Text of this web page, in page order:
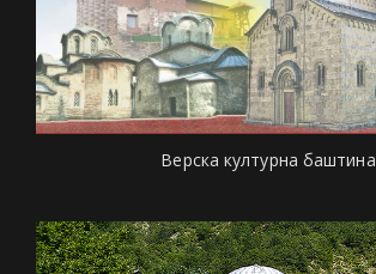
Верска културна баштина